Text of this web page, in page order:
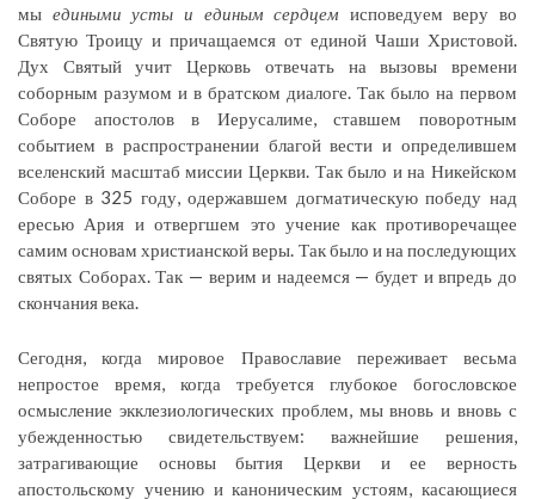
мы едиными усты и единым сердцем исповедуем веру во
Святую Троицу и причащаемся от единой Чаши Христовой.
Дух Святый учит Церковь отвечать на вызовы времени
соборным разумом и в братском диалоге. Так было на первом
Соборе апостолов в Иерусалиме, ставшем поворотным
событием в распространении благой вести и определившем
вселенский масштаб миссии Церкви. Так было и на Никейском
Соборе в 325 году, одержавшем догматическую победу над
ересью Ария и отвергшем это учение как противоречащее
самим основам христианской веры. Так было и на последующих
святых Соборах. Так — верим и надеемся — будет и впредь до
скончания века.
Сегодня, когда мировое Православие переживает весьма
непростое время, когда требуется глубокое богословское
осмысление экклезиологических проблем, мы вновь и вновь с
убежденностью свидетельствуем: важнейшие решения,
затрагивающие основы бытия Церкви и ее верность
апостольскому учению и каноническим устоям, касающиеся